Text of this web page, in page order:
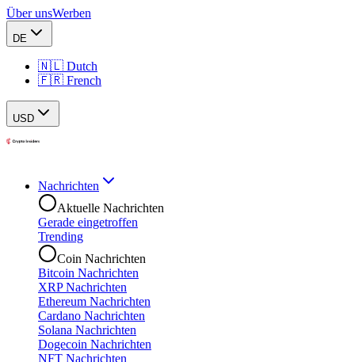
Über unsWerben
DE
🇳🇱 Dutch
🇫🇷 French
USD
Nachrichten
Aktuelle Nachrichten
Gerade eingetroffen
Trending
Coin Nachrichten
Bitcoin Nachrichten
XRP Nachrichten
Ethereum Nachrichten
Cardano Nachrichten
Solana Nachrichten
Dogecoin Nachrichten
NFT Nachrichten